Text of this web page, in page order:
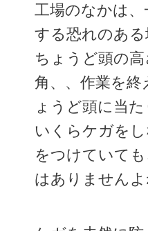
工場のなかは
する恐れのあ
ちょうど頭の
角、、作業を終
ょうど頭に当た
いくらケガを
をつけていて
はありませんよ